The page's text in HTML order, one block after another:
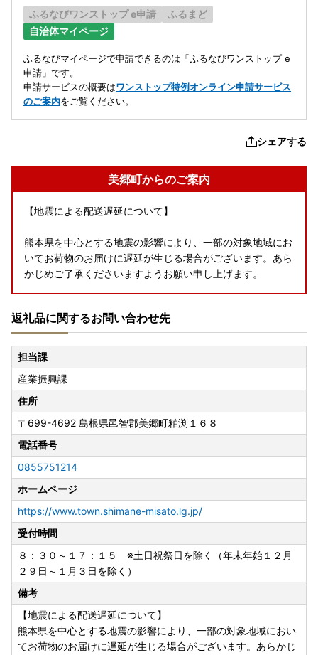
ふるなびワンストップ e申請
ふるまど
自治体マイページ
ふるなびマイページで申請できるのは「ふるなびワンストップ e
申請」です。
申請サービスの概要はワンストップ特例オンライン申請サービス
のご案内をご覧ください。
シェアする
美郷町からのご案内
【地震による配送遅延について】
熊本県を中心とする地震の影響により、一部の対象地域にお
いてお荷物のお届けに遅延が生じる場合がございます。あら
かじめご了承くださいますようお願い申し上げます。
返礼品に関するお問い合わせ先
担当課
産業振興課
住所
〒699-4692 島根県邑智郡美郷町粕渕１６８
電話番号
0855751214
ホームページ
https://www.town.shimane-misato.lg.jp/
受付時間
８：３０～１７：１５ ※土日祝祭日を除く（年末年始１２月
２９日～１月３日を除く）
備考
【地震による配送遅延について】
熊本県を中心とする地震の影響により、一部の対象地域におい
てお荷物のお届けに遅延が生じる場合がございます。あらかじ